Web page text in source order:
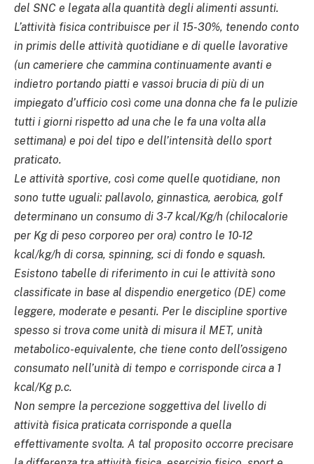
del SNC e legata alla quantità degli alimenti assunti.
L’attività fisica contribuisce per il 15-30%, tenendo conto
in primis delle attività quotidiane e di quelle lavorative
(un cameriere che cammina continuamente avanti e
indietro portando piatti e vassoi brucia di più di un
impiegato d’ufficio così come una donna che fa le pulizie
tutti i giorni rispetto ad una che le fa una volta alla
settimana) e poi del tipo e dell’intensità dello sport
praticato.
Le attività sportive, così come quelle quotidiane, non
sono tutte uguali: pallavolo, ginnastica, aerobica, golf
determinano un consumo di 3-7 kcal/Kg/h (chilocalorie
per Kg di peso corporeo per ora) contro le 10-12
kcal/kg/h di corsa, spinning, sci di fondo e squash.
Esistono tabelle di riferimento in cui le attività sono
classificate in base al dispendio energetico (DE) come
leggere, moderate e pesanti. Per le discipline sportive
spesso si trova come unità di misura il MET, unità
metabolico-equivalente, che tiene conto dell’ossigeno
consumato nell’unità di tempo e corrisponde circa a 1
kcal/Kg p.c.
Non sempre la percezione soggettiva del livello di
attività fisica praticata corrisponde a quella
effettivamente svolta. A tal proposito occorre precisare